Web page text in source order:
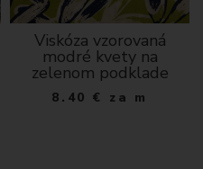
Viskóza vzorovaná
modré kvety na
zelenom podklade
8.40 € za m